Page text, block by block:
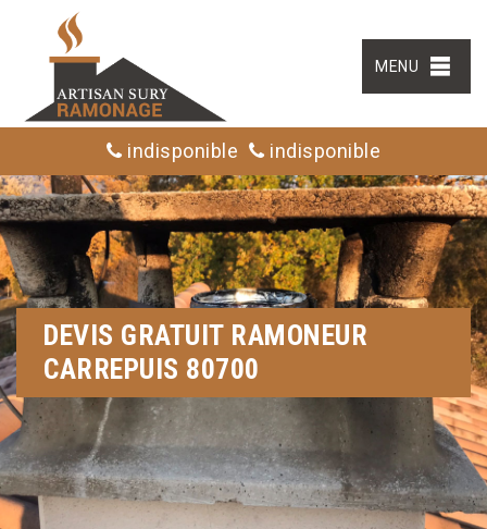
MENU
indisponible indisponible
DEVIS GRATUIT RAMONEUR
CARREPUIS 80700